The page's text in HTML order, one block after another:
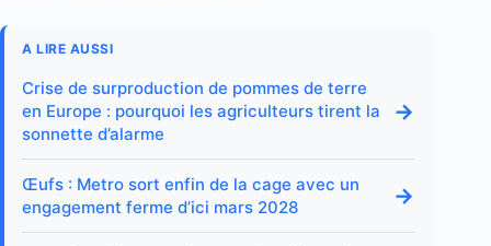
A LIRE AUSSI
Crise de surproduction de pommes de terre
en Europe : pourquoi les agriculteurs tirent la
sonnette d’alarme
→
Œufs : Metro sort enfin de la cage avec un
engagement ferme d’ici mars 2028
→